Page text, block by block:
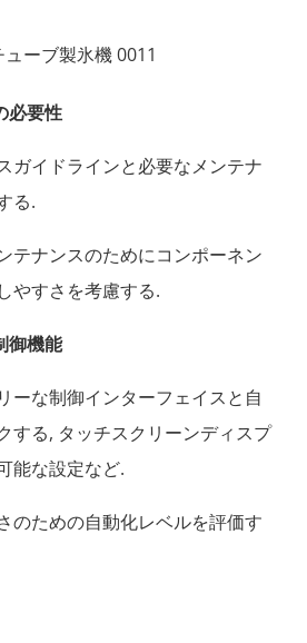
必要性
ガイドラインと必要なメンテナ
る.
テナンスのためにコンポーネン
やすさを考慮する.
御機能
ーな制御インターフェイスと自
する, タッチスクリーンディスプ
能な設定など.
のための自動化レベルを評価す